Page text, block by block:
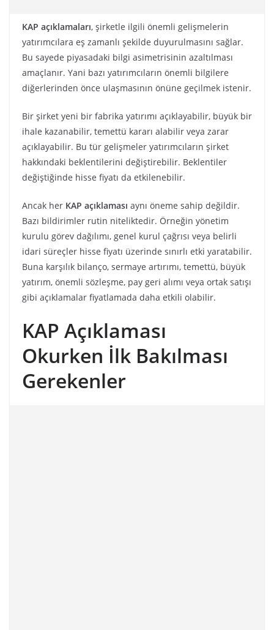
KAP açıklamaları, şirketle ilgili önemli gelişmelerin
yatırımcılara eş zamanlı şekilde duyurulmasını sağlar.
Bu sayede piyasadaki bilgi asimetrisinin azaltılması
amaçlanır. Yani bazı yatırımcıların önemli bilgilere
diğerlerinden önce ulaşmasının önüne geçilmek istenir.
Bir şirket yeni bir fabrika yatırımı açıklayabilir, büyük bir
ihale kazanabilir, temettü kararı alabilir veya zarar
açıklayabilir. Bu tür gelişmeler yatırımcıların şirket
hakkındaki beklentilerini değiştirebilir. Beklentiler
değiştiğinde hisse fiyatı da etkilenebilir.
Ancak her KAP açıklaması aynı öneme sahip değildir.
Bazı bildirimler rutin niteliktedir. Örneğin yönetim
kurulu görev dağılımı, genel kurul çağrısı veya belirli
idari süreçler hisse fiyatı üzerinde sınırlı etki yaratabilir.
Buna karşılık bilanço, sermaye artırımı, temettü, büyük
yatırım, önemli sözleşme, pay geri alımı veya ortak satışı
gibi açıklamalar fiyatlamada daha etkili olabilir.
KAP Açıklaması
Okurken İlk Bakılması
Gerekenler